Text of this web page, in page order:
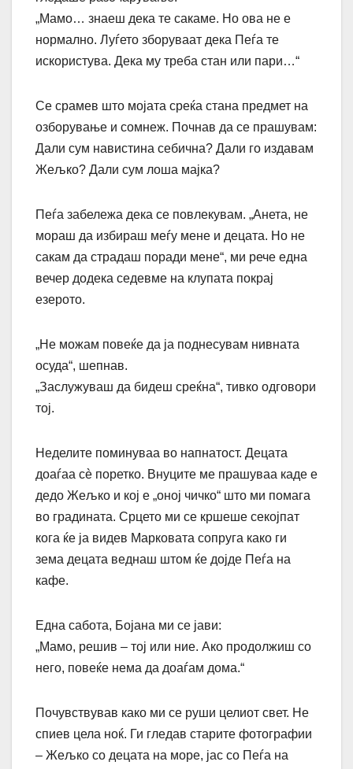
„Мамо… знаеш дека те сакаме. Но ова не е
нормално. Луѓето зборуваат дека Пеѓа те
искористува. Дека му треба стан или пари…“
Се срамев што мојата среќа стана предмет на
озборување и сомнеж. Почнав да се прашувам:
Дали сум навистина себична? Дали го издавам
Жељко? Дали сум лоша мајка?
Пеѓа забележа дека се повлекувам. „Анета, не
мораш да избираш меѓу мене и децата. Но не
сакам да страдаш поради мене“, ми рече една
вечер додека седевме на клупата покрај
езерото.
„Не можам повеќе да ја поднесувам нивната
осуда“, шепнав.
„Заслужуваш да бидеш среќна“, тивко одговори
тој.
Неделите поминуваа во напнатост. Децата
доаѓаа сè поретко. Внуците ме прашуваа каде е
дедо Жељко и кој е „оној чичко“ што ми помага
во градината. Срцето ми се кршеше секојпат
кога ќе ја видев Марковата сопруга како ги
зема децата веднаш штом ќе дојде Пеѓа на
кафе.
Една сабота, Бојана ми се јави:
„Мамо, решив – тој или ние. Ако продолжиш со
него, повеќе нема да доаѓам дома.“
Почувствував како ми се руши целиот свет. Не
спиев цела ноќ. Ги гледав старите фотографии
– Жељко со децата на море, јас со Пеѓа на